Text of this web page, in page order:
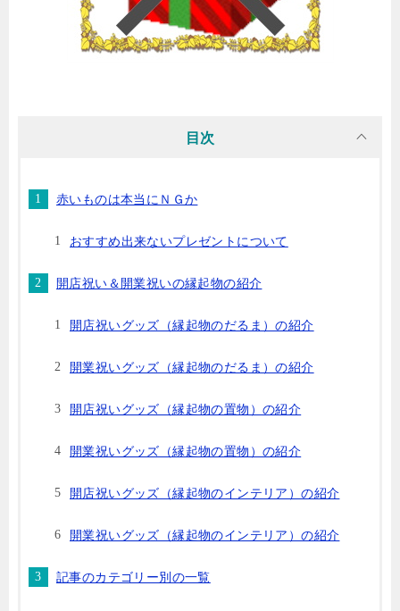
目次
赤いものは本当にＮＧか
おすすめ出来ないプレゼントについて
開店祝い＆開業祝いの縁起物の紹介
開店祝いグッズ（縁起物のだるま）の紹介
開業祝いグッズ（縁起物のだるま）の紹介
開店祝いグッズ（縁起物の置物）の紹介
開業祝いグッズ（縁起物の置物）の紹介
開店祝いグッズ（縁起物のインテリア）の紹介
開業祝いグッズ（縁起物のインテリア）の紹介
記事のカテゴリー別の一覧